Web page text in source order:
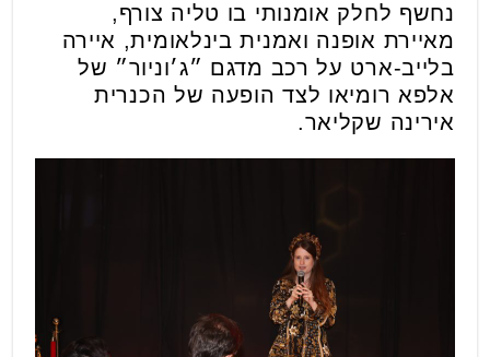
נחשף לחלק אומנותי בו טליה צורף,
מאיירת אופנה ואמנית בינלאומית, איירה
בלייב-ארט על רכב מדגם ״ג׳וניור״ של
אלפא רומיאו לצד הופעה של הכנרית
אירינה שקליאר.